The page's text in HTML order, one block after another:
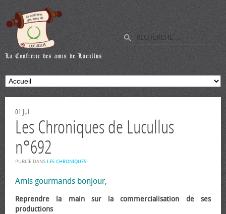
01 JUI
Les Chroniques de Lucullus
n°692
PUBLIÉ DANS LES CHRONIQUES.
Amis gourmands bonjour,
Reprendre la main sur la commercialisation de ses
productions